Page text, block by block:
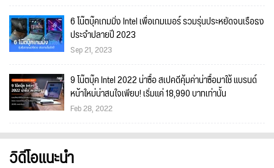
6 โน๊ตบุ๊คเกมมิ่ง Intel เพื่อเกมเมอร์ รวมรุ่นประหยัดจนเรือธง
ประจำปลายปี 2023
Sep 21, 2023
9 โน๊ตบุ๊ค Intel 2022 น่าซื้อ สเปคดีคุ้มค่าน่าซื้อมาใช้ แบรนด์
หน้าใหม่น่าสนใจเพียบ! เริ่มแค่ 18,990 บาทเท่านั้น
Feb 28, 2022
วิดีโอแนะนำ